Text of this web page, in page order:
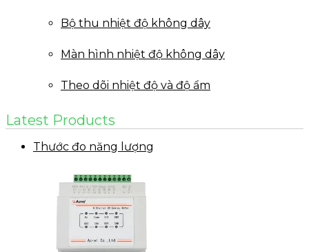
Bộ thu nhiệt độ không dây
Màn hình nhiệt độ không dây
Theo dõi nhiệt độ và độ ẩm
Latest Products
Thước đo năng lượng